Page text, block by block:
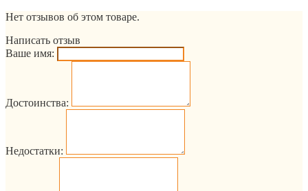
Нет отзывов об этом товаре.
Написать отзыв
Ваше имя:
Достоинства:
Недостатки: